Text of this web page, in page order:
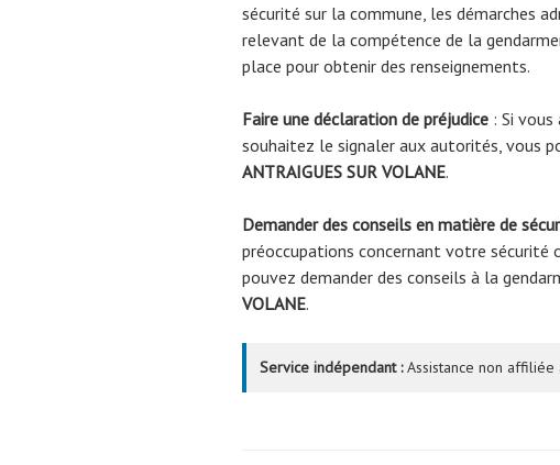
sécurité sur la commune, les démarches
relevant de la compétence de la
place pour obtenir des renseignements.
Faire une déclaration de préjudice : Si
souhaitez le signaler aux autorités, vous
ANTRAIGUES SUR VOLANE.
Demander des conseils en matière de
préoccupations concernant votre sécurité
pouvez demander des conseils à la
VOLANE.
Service indépendant :Assistance non affiliée